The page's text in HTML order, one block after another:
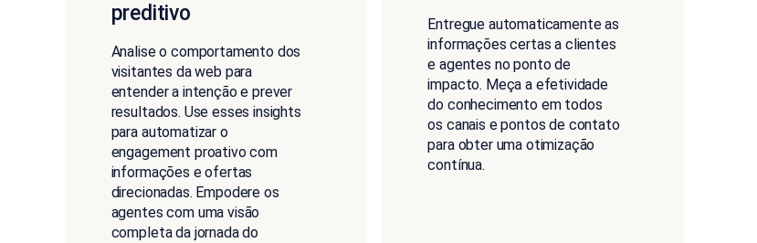
preditivo
Analise o comportamento dos
visitantes da web para
entender a intenção e prever
resultados. Use esses insights
para automatizar o
engagement proativo com
informações e ofertas
direcionadas. Empodere os
agentes com uma visão
completa da jornada do
Entregue automaticamente as
informações certas a clientes
e agentes no ponto de
impacto. Meça a efetividade
do conhecimento em todos
os canais e pontos de contato
para obter uma otimização
contínua.